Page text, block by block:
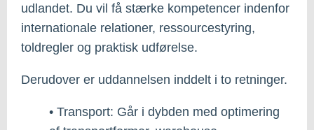
udlandet. Du vil få stærke kompetencer indenfor
internationale relationer, ressourcestyring,
toldregler og praktisk udførelse.
Derudover er uddannelsen inddelt i to retninger.
• Transport: Går i dybden med optimering